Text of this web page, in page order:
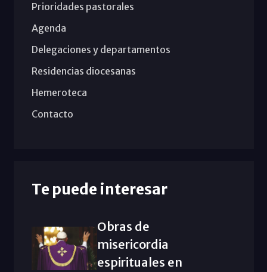
Prioridades pastorales
Agenda
Delegaciones y departamentos
Residencias diocesanas
Hemeroteca
Contacto
Te puede interesar
Obras de
misericordia
espirituales en